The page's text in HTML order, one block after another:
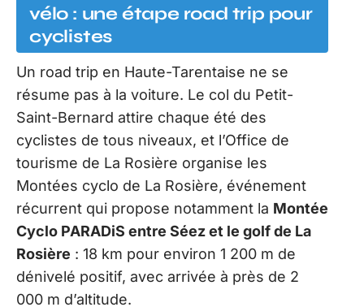
vélo : une étape road trip pour
cyclistes
Un road trip en Haute-Tarentaise ne se
résume pas à la voiture. Le col du Petit-
Saint-Bernard attire chaque été des
cyclistes de tous niveaux, et l’Office de
tourisme de La Rosière organise les
Montées cyclo de La Rosière, événement
récurrent qui propose notamment la Montée
Cyclo PARADiS entre Séez et le golf de La
Rosière : 18 km pour environ 1 200 m de
dénivelé positif, avec arrivée à près de 2
000 m d’altitude.